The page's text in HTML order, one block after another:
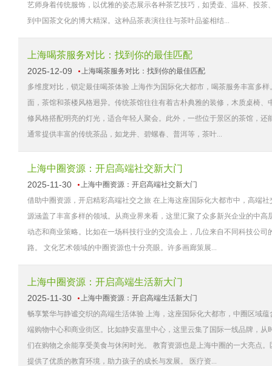
艺师身着传统服饰，以优雅的姿态展示各种茶艺技巧，如烫壶、温杯、投
到中国茶文化的博大精深。这种品茶表演往往与茶叶品鉴相结...
上海喝茶服务对比：找到你的最佳匹配
2025-12-09
上海喝茶服务对比：找到你的最佳匹配
多维度对比，锁定最佳喝茶体验 上海作为国际化大都市，喝茶服务丰富多
面，茶馆和茶楼风格迥异。传统茶馆往往有着古朴典雅的装修，木质桌椅
修风格搭配明亮的灯光，适合年轻人聚会。此外，一些位于景区的茶馆，
通常提供丰富的传统茶品，如龙井、碧螺春、普洱等，茶叶...
上海中圈资源：开启高端社交新大门
2025-11-30
上海中圈资源：开启高端社交新大门
借助中圈资源，开启精彩高端社交之旅 在上海这座国际化大都市中，高端
源涵盖了丰富多样的领域。从商业界来看，这里汇聚了众多新兴企业的中
动态和商业策略。比如在一场科技行业的交流会上，几位来自不同科技公
路。 文化艺术领域的中圈资源也十分亮眼。许多画廊策展...
上海中圈资源：开启高端生活新大门
2025-11-30
上海中圈资源：开启高端生活新大门
畅享繁华与静谧交织的高端生活体验 上海，这座国际化大都市，中圈区域
端购物中心和商业街区。比如静安嘉里中心，这里云集了国际一线品牌，
们在购物之余能享受美食与休闲时光。 教育资源也是上海中圈的一大亮点
提供了优质的教育环境，助力孩子的成长与发展。 医疗资...